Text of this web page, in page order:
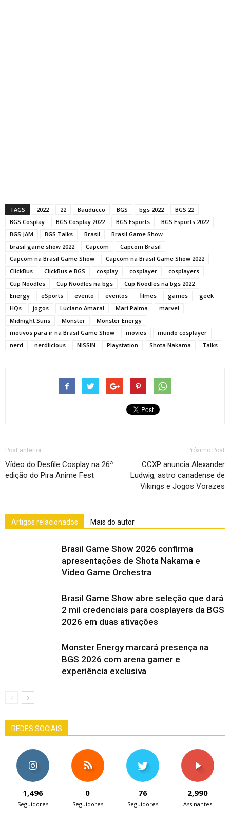
TAGS 2022 22 Bauducco BGS bgs 2022
BGS 22
BGS Cosplay
BGS Cosplay 2022 BGS Esports
BGS Esports 2022
BGS JAM
BGS Talks Brasil
Brasil Game Show
brasil game show 2022
Capcom
Capcom Brasil
Capcom na Brasil Game Show
Capcom na Brasil Game Show 2022
ClickBus
ClickBus e BGS cosplay cosplayer
cosplayers
Cup Noodles
Cup Noodles na bgs
Cup Noodles na bgs 2022
Energy
eSports evento eventos filmes games
geek
HQs
jogos Luciano Amaral Mari Palma
marvel
Midnight Suns
Monster
Monster Energy
motivos para ir na Brasil Game Show
movies
mundo cosplayer
nerd
nerdlicious NISSIN Playstation Shota Nakama Talks
Post anterior
Vídeo do Desfile Cosplay na 26ª
edição do Pira Anime Fest
Próximo Post
CCXP anuncia Alexander
Ludwig, astro canadense de
Vikings e Jogos Vorazes
Artigos relacionados Mais do autor
Brasil Game Show 2026 confirma
apresentações de Shota Nakama e
Video Game Orchestra
Brasil Game Show abre seleção que dará
2 mil credenciais para cosplayers da BGS
2026 em duas ativações
Monster Energy marcará presença na
BGS 2026 com arena gamer e
experiência exclusiva
REDES SOCIAIS
1,496
Seguidores
0
Seguidores
76
Seguidores
2,990
Assinantes